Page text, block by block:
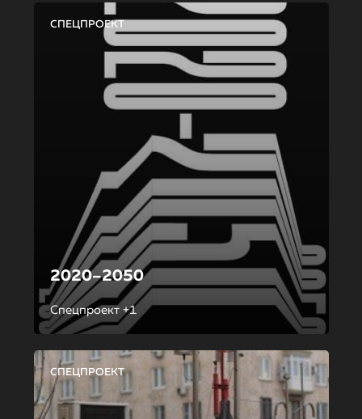
СПЕЦПРОЕКТ
2020–2050
Спецпроект +1
СПЕЦПРОЕКТ